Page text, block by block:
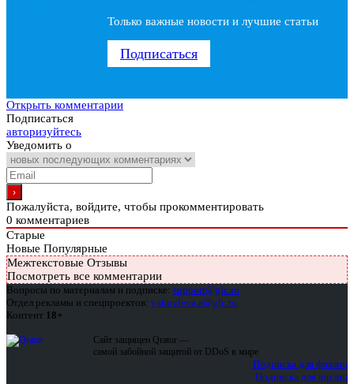
Только важные новости и лучшие статьи
Подписаться
Открыть комментарии
Подписаться
авторизуйтесь
Уведомить о
Пожалуйста, войдите, чтобы прокомментировать
0 комментариев
Старые
Новые Популярные
Межтекстовые Отзывы
Посмотреть все комментарии
Вопросы по материалам и подписке: support@glc.ru
Отдел рекламы и спецпроектов: yakovleva.a@glc.ru
Контент 18+
Сайт защищен Qrator —
самой забойной защитой от DDoS в мире
Подписка для физлиц
Подписка для юрлиц